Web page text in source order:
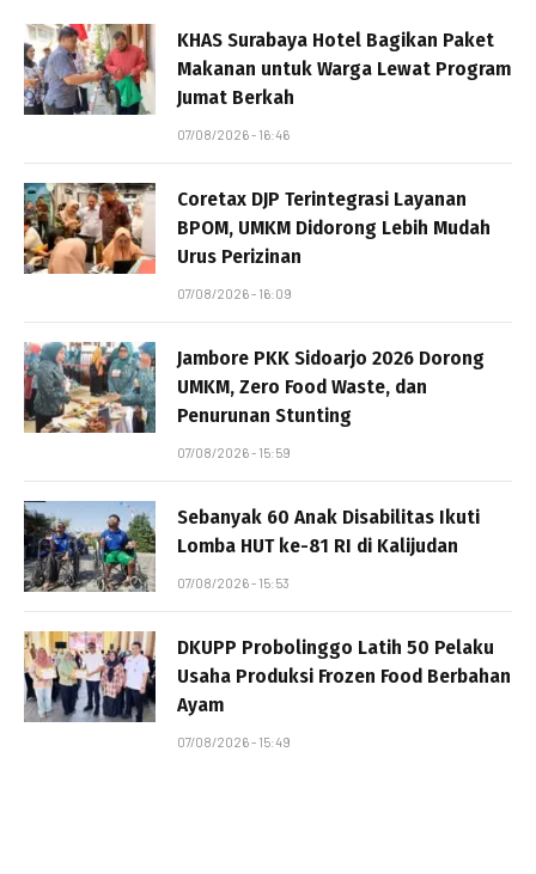
KHAS Surabaya Hotel Bagikan Paket
Makanan untuk Warga Lewat Program
Jumat Berkah
07/08/2026 - 16:46
Coretax DJP Terintegrasi Layanan
BPOM, UMKM Didorong Lebih Mudah
Urus Perizinan
07/08/2026 - 16:09
Jambore PKK Sidoarjo 2026 Dorong
UMKM, Zero Food Waste, dan
Penurunan Stunting
07/08/2026 - 15:59
Sebanyak 60 Anak Disabilitas Ikuti
Lomba HUT ke-81 RI di Kalijudan
07/08/2026 - 15:53
DKUPP Probolinggo Latih 50 Pelaku
Usaha Produksi Frozen Food Berbahan
Ayam
07/08/2026 - 15:49